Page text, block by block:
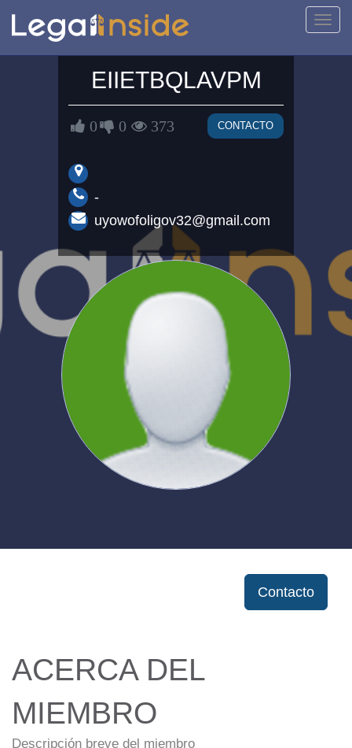
EIIETBQLAVPM
0 0 373 CONTACTO
-
uyowofoligov32@gmail.com
Contacto
ACERCA DEL
MIEMBRO
Descripción breve del miembro